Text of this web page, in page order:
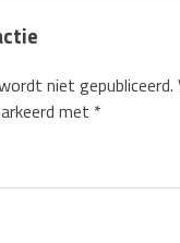
niet gepubliceerd.
met *